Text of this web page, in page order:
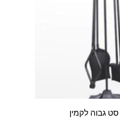
גבוה לקמין